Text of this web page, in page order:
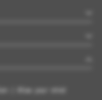
| Blow your mind